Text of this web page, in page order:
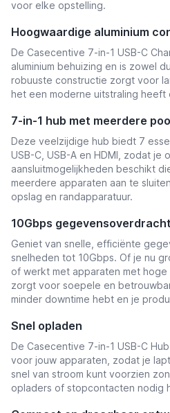
voor elke opstelling.
Hoogwaardige aluminium
De Casecentive 7-in-1 USB-C
aluminium behuizing en is zowel
robuuste constructie zorgt voor
het een moderne uitstraling heeft
7-in-1 hub met meerdere
Deze veelzijdige hub biedt 7
USB-C, USB-A en HDMI, zodat je
aansluitmogelijkheden beschikt
meerdere apparaten aan te
opslag en randapparatuur.
10Gbps
Geniet van snelle, efficiënte
snelheden tot 10Gbps. Of je nu
of werkt met apparaten met
zorgt voor soepele en
minder downtime hebt en je
Snel opladen
De Casecentive 7-in-1 USB-C
voor jouw apparaten, zodat je
snel van stroom kunt voorzien
opladers of stopcontacten nodig